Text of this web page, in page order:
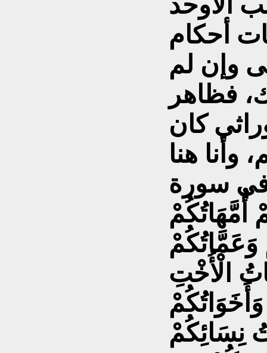
أحكام
وإن لم
فظاهر
كان
وأنا هنا
في سورة
أُمَّهَاتُكُمْ
وَعَمَّاتُكُمْ
الْأُخْتِ
نِسَائِكُمْ